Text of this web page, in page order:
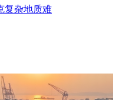
复杂地质难